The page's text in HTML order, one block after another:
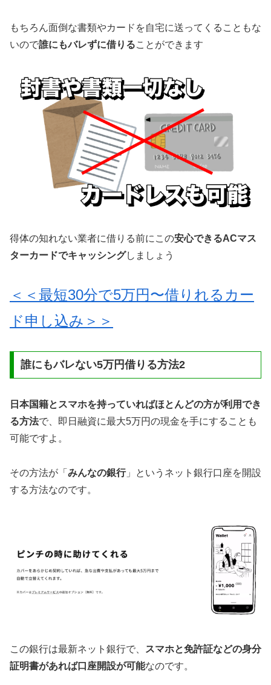
もちろん面倒な書類やカードを自宅に送ってくることもな
いので誰にもバレずに借りることができます
得体の知れない業者に借りる前にこの安心できるACマス
ターカードでキャッシングしましょう
＜＜最短30分で5万円〜借りれるカー
ド申し込み＞＞
誰にもバレない5万円借りる方法2
日本国籍とスマホを持っていればほとんどの方が利用でき
る方法で、即日融資に最大5万円の現金を手にすることも
可能ですよ。
その方法が「 みんなの銀行」というネット銀行口座を開設
する方法なのです。
この銀行は最新ネット銀行で、
スマホと免許証などの身分
証明書があれば口座開設が可能なのです。